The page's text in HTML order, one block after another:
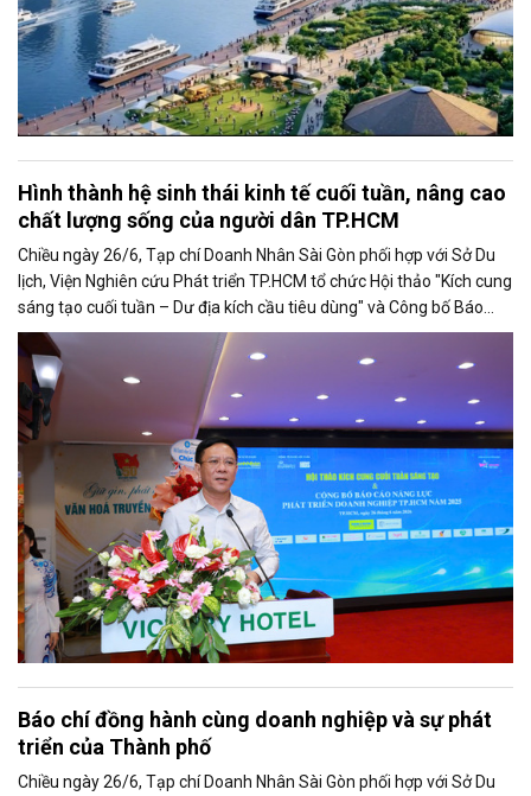
Hình thành hệ sinh thái kinh tế cuối tuần, nâng cao
chất lượng sống của người dân TP.HCM
Chiều ngày 26/6, Tạp chí Doanh Nhân Sài Gòn phối hợp với Sở Du
lịch, Viện Nghiên cứu Phát triển TP.HCM tổ chức Hội thảo "Kích cung
sáng tạo cuối tuần – Dư địa kích cầu tiêu dùng" và Công bố Báo
cáo năng lực phát triển doanh nghiệp TP.HCM năm 2025. Trân
trọng giới thiệu phát biểu của ông Nguyễn Ngọc Hồi - Phó Giám đốc
Sở Văn hoá - Thể thao TP.HCM tại Hội thảo.
Báo chí đồng hành cùng doanh nghiệp và sự phát
triển của Thành phố
Chiều ngày 26/6, Tạp chí Doanh Nhân Sài Gòn phối hợp với Sở Du